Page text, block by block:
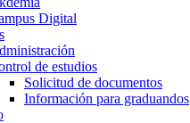
Digital
de estudios
Solicitud de documentos
Información para graduandos